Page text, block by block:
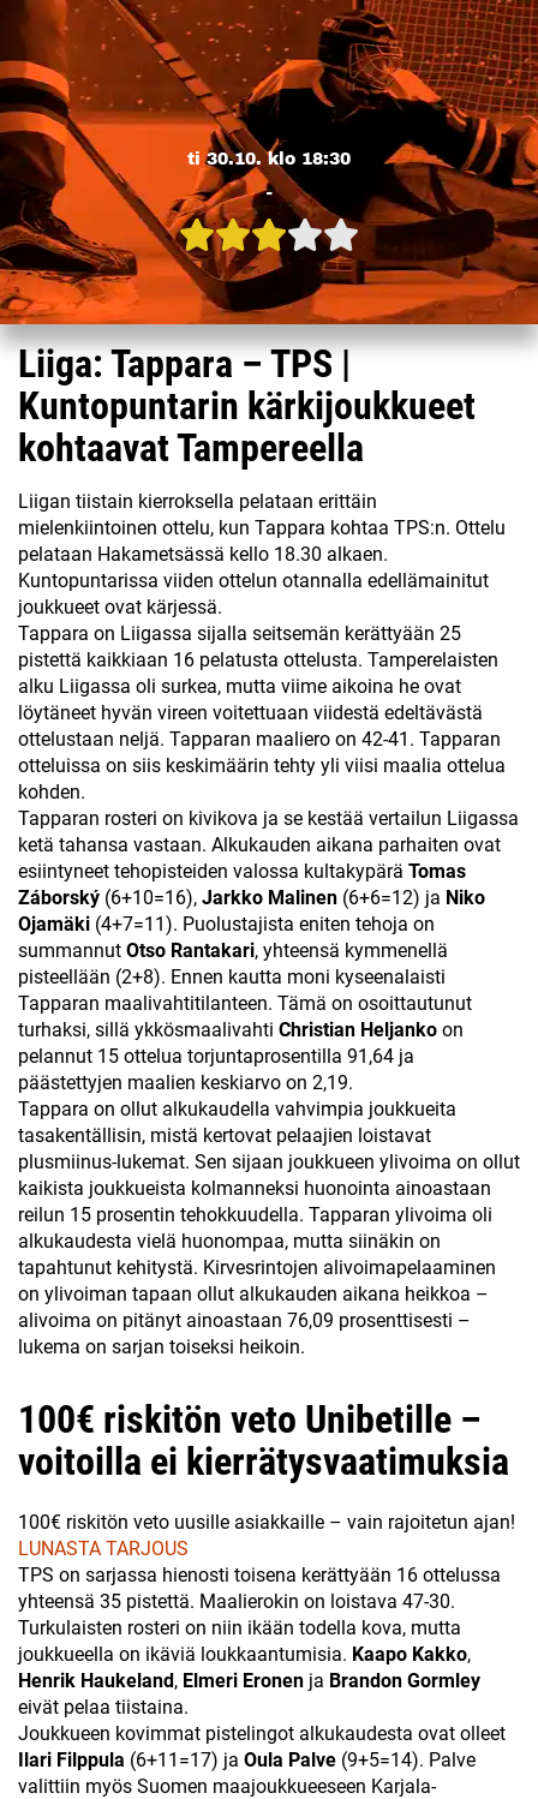
ti 30.10. klo 18:30
-
Liiga: Tappara – TPS |
Kuntopuntarin kärkijoukkueet
kohtaavat Tampereella
Liigan tiistain kierroksella pelataan erittäin
mielenkiintoinen ottelu, kun Tappara kohtaa TPS:n. Ottelu
pelataan Hakametsässä kello 18.30 alkaen.
Kuntopuntarissa viiden ottelun otannalla edellämainitut
joukkueet ovat kärjessä.
Tappara on Liigassa sijalla seitsemän kerättyään 25
pistettä kaikkiaan 16 pelatusta ottelusta. Tamperelaisten
alku Liigassa oli surkea, mutta viime aikoina he ovat
löytäneet hyvän vireen voitettuaan viidestä edeltävästä
ottelustaan neljä. Tapparan maaliero on 42-41. Tapparan
otteluissa on siis keskimäärin tehty yli viisi maalia ottelua
kohden.
Tapparan rosteri on kivikova ja se kestää vertailun Liigassa
ketä tahansa vastaan. Alkukauden aikana parhaiten ovat
esiintyneet tehopisteiden valossa kultakypärä Tomas
Záborský (6+10=16), Jarkko Malinen (6+6=12) ja Niko
Ojamäki (4+7=11). Puolustajista eniten tehoja on
summannut Otso Rantakari, yhteensä kymmenellä
pisteellään (2+8). Ennen kautta moni kyseenalaisti
Tapparan maalivahtitilanteen. Tämä on osoittautunut
turhaksi, sillä ykkösmaalivahti Christian Heljanko on
pelannut 15 ottelua torjuntaprosentilla 91,64 ja
päästettyjen maalien keskiarvo on 2,19.
Tappara on ollut alkukaudella vahvimpia joukkueita
tasakentällisin, mistä kertovat pelaajien loistavat
plusmiinus-lukemat. Sen sijaan joukkueen ylivoima on ollut
kaikista joukkueista kolmanneksi huonointa ainoastaan
reilun 15 prosentin tehokkuudella. Tapparan ylivoima oli
alkukaudesta vielä huonompaa, mutta siinäkin on
tapahtunut kehitystä. Kirvesrintojen alivoimapelaaminen
on ylivoiman tapaan ollut alkukauden aikana heikkoa –
alivoima on pitänyt ainoastaan 76,09 prosenttisesti –
lukema on sarjan toiseksi heikoin.
100€ riskitön veto Unibetille –
voitoilla ei kierrätysvaatimuksia
100€ riskitön veto uusille asiakkaille – vain rajoitetun ajan!
LUNASTA TARJOUS
TPS on sarjassa hienosti toisena kerättyään 16 ottelussa
yhteensä 35 pistettä. Maalierokin on loistava 47-30.
Turkulaisten rosteri on niin ikään todella kova, mutta
joukkueella on ikäviä loukkaantumisia. Kaapo Kakko,
Henrik Haukeland, Elmeri Eronen ja Brandon Gormley
eivät pelaa tiistaina.
Joukkueen kovimmat pistelingot alkukaudesta ovat olleet
Ilari Filppula (6+11=17) ja Oula Palve (9+5=14). Palve
valittiin myös Suomen maajoukkueeseen Karjala-